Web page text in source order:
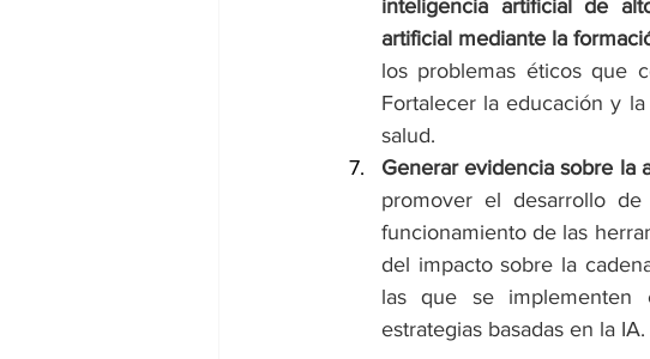
inteligencia artificial de
artificial mediante la
los problemas éticos que
Fortalecer la educación y
salud.
Generar evidencia sobre la
promover el desarrollo
funcionamiento de las
del impacto sobre la
las que se implementen
estrategias basadas en la IA.